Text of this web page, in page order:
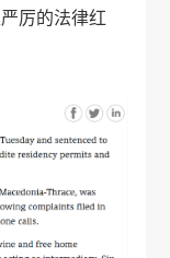
厉的法律红